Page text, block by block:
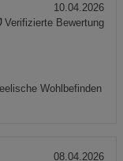
Wohlbefinden
10.04.2026
Verifizierte Bewertung
08.04.2026